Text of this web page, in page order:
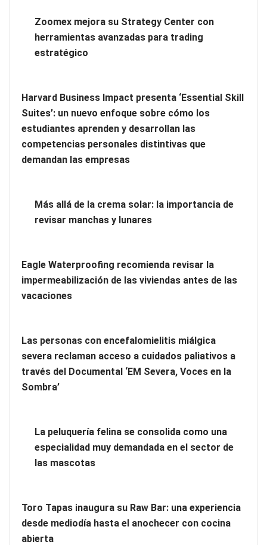
Zoomex mejora su Strategy Center con herramientas
avanzadas para trading estratégico
Harvard Business Impact presenta ‘Essential Skill Suites’: un
nuevo enfoque sobre cómo los estudiantes aprenden y
Más allá de la crema solar: la importancia de revisar manchas
y lunares
Eagle Waterproofing recomienda revisar la
Zoomex mejora su Strategy Center con
herramientas avanzadas para trading
estratégico
Harvard Business Impact presenta ‘Essential Skill
Suites’: un nuevo enfoque sobre cómo los
estudiantes aprenden y desarrollan las
competencias personales distintivas que
demandan las empresas
Más allá de la crema solar: la importancia de
revisar manchas y lunares
Eagle Waterproofing recomienda revisar la
impermeabilización de las viviendas antes de las
vacaciones
Las personas con encefalomielitis miálgica
severa reclaman acceso a cuidados paliativos a
través del Documental ‘EM Severa, Voces en la
Sombra’
La peluquería felina se consolida como una
especialidad muy demandada en el sector de
las mascotas
Toro Tapas inaugura su Raw Bar: una experiencia
desde mediodía hasta el anochecer con cocina
abierta